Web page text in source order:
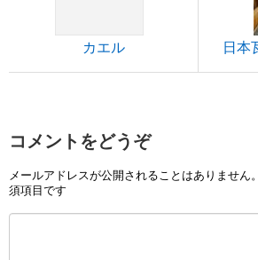
カエル 日本
コメントをどうぞ
メールアドレスが公開されることはありません。
須項目です